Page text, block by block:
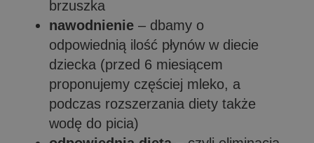
brzuszka
nawodnienie – dbamy o
odpowiednią ilość płynów w diecie
dziecka (przed 6 miesiącem
proponujemy częściej mleko, a
podczas rozszerzania diety także
wodę do picia)